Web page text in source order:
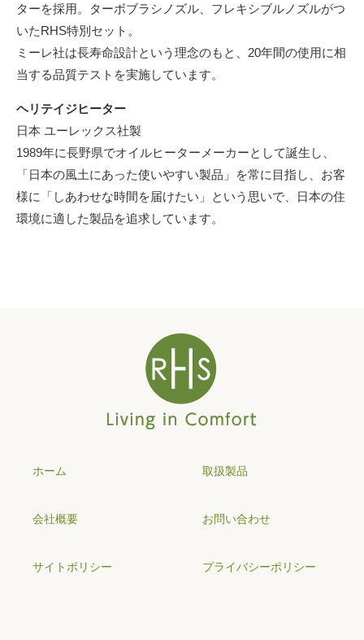
ターを採用。ターボブラシノズル、フレキシブルノズルがつ
いたRHS特別セット。
ミーレ社は長寿命設計という理念のもと、20年間の使用に相
当する品質テストを実施しています。
ヘリテイジヒーター
日本 ユーレックス社製
1989年に長野県でオイルヒーターメーカーとして誕生し、
「日本の風土にあった使いやすい製品」を常に目指し、お客
様に「しあわせな時間を届けたい」という思いで、日本の住
環境に適した製品を追求しています。
ホーム 取扱製品
会社概要 お問い合わせ
サイトポリシー プライバシーポリシー